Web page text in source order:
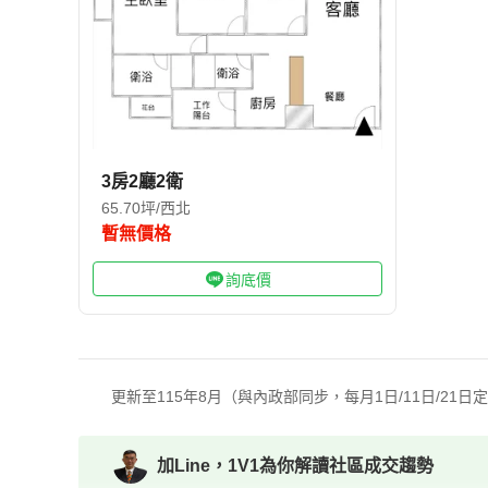
3房2廳2衛
65.70坪/西北
暫無價格
詢底價
更新至115年8月（與內政部同步，每月1日/11日/21日定
加Line，1V1為你解讀社區成交趨勢